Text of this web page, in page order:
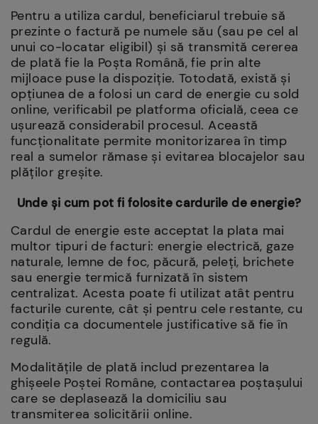
Pentru a utiliza cardul, beneficiarul trebuie să
prezinte o factură pe numele său (sau pe cel al
unui co-locatar eligibil) și să transmită cererea
de plată fie la Poșta Română, fie prin alte
mijloace puse la dispoziție. Totodată, există și
opțiunea de a folosi un card de energie cu sold
online, verificabil pe platforma oficială, ceea ce
ușurează considerabil procesul. Această
funcționalitate permite monitorizarea în timp
real a sumelor rămase și evitarea blocajelor sau
plăților greșite.
Unde și cum pot fi folosite cardurile de energie?
Cardul de energie este acceptat la plata mai
multor tipuri de facturi: energie electrică, gaze
naturale, lemne de foc, păcură, peleți, brichete
sau energie termică furnizată în sistem
centralizat. Acesta poate fi utilizat atât pentru
facturile curente, cât și pentru cele restante, cu
condiția ca documentele justificative să fie în
regulă.
Modalitățile de plată includ prezentarea la
ghișeele Poștei Române, contactarea poștașului
care se deplasează la domiciliu sau
transmiterea solicitării online.